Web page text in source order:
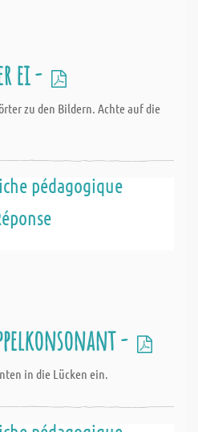
ei -
zu den Bildern. Achte auf die
pédagogique
-
in die Lücken ein.